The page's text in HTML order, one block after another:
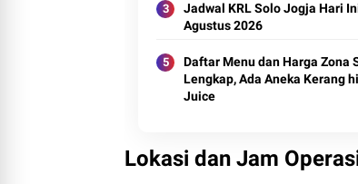
Jadwal KRL Solo Jogja Hari
Agustus 2026
Daftar Menu dan Harga Zona
Lengkap, Ada Aneka Kerang
Juice
Lokasi dan Jam